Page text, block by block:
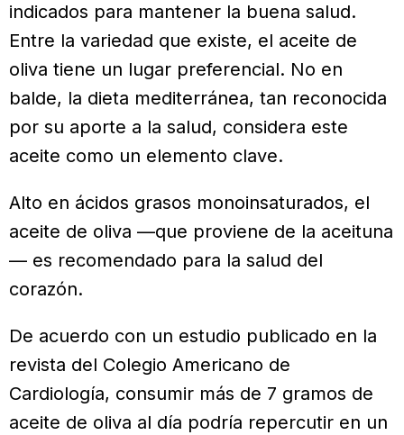
indicados para mantener la buena salud.
Entre la variedad que existe, el aceite de
oliva tiene un lugar preferen­cial. No en
balde, la dieta mediterránea, tan reconocida
por su aporte a la salud, considera este
aceite como un ele­mento clave.
Alto en ácidos grasos monoinsatu­rados, el
aceite de oliva —que proviene de la aceituna
— es recomendado para la salud del
corazón.
De acuerdo con un estudio publi­cado en la
revista del Colegio Ameri­cano de
Cardiología, consumir más de 7 gramos de
aceite de oliva al día podría repercutir en un